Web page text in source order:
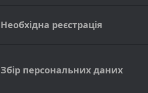
Необхідна реєстрація
Збір персональних даних